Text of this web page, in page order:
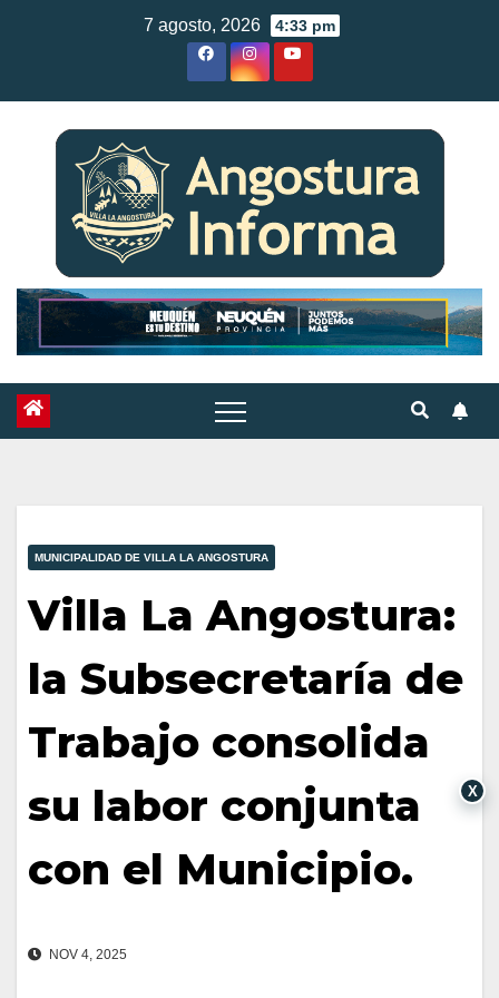
7 agosto, 2026 4:33 pm
MUNICIPALIDAD DE VILLA LA ANGOSTURA
Villa La Angostura:
la Subsecretaría de
Trabajo consolida
su labor conjunta
con el Municipio.
NOV 4, 2025
X